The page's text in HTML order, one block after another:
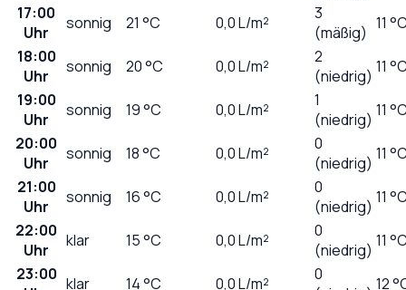
17:00
Uhr
sonnig 21 °C 0,0L/m²
3
(mäßig) 11
18:00
Uhr
sonnig 20°C 0,0L/m²
2
(niedrig) 11
19:00
Uhr
sonnig 19°C 0,0L/m²
1
(niedrig) 11
20:00
Uhr
sonnig 18°C 0,0L/m²
0
(niedrig) 11
21:00
Uhr
sonnig 16°C 0,0L/m²
0
(niedrig) 11
22:00
Uhr
klar 15°C 0,0L/m²
0
(niedrig) 11
23:00 klar 14°C 0,0L/m²
0
12